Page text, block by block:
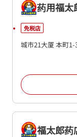
药用福太
免税店
城市21大厦本町1-
福太郎药